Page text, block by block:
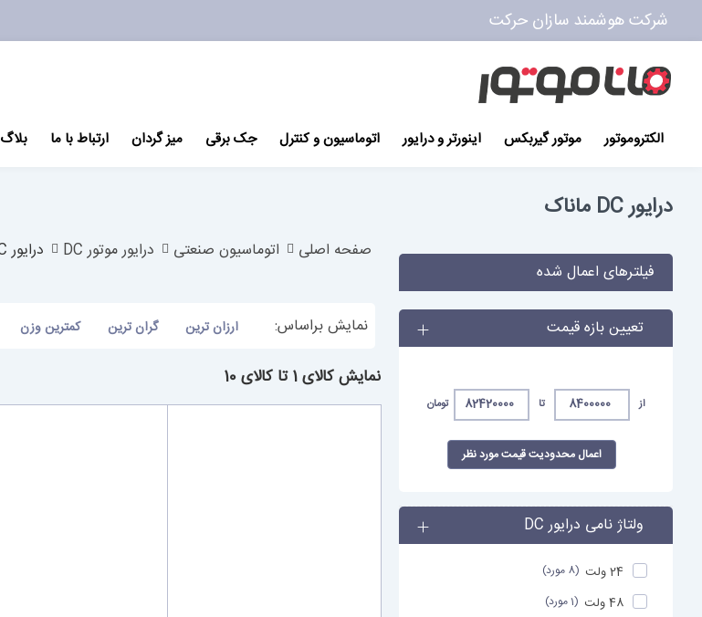
شرکت هوشمند سازان حرکت
به
محتوا
الکتروموتور موتور گیربکس اینورتر و درایور اتوماسیون و کنترل جک برقی میز گردان ارتباط با ما بلاگ
درایور DC ماناک
صفحه اصلی اتوماسیون صنعتی درایور موتور DC درایور DC ماناک
نمایش براساس: ارزان ترین گران ترین کمترین وزن
نمایش کالای 1 تا کالای 10
فیلترهای اعمال شده
تعیین بازه قیمت
از تا تومان
اعمال محدودیت قیمت مورد نظر
ولتاژ نامی درایور DC
24 ولت (8 مورد)
48 ولت (1 مورد)